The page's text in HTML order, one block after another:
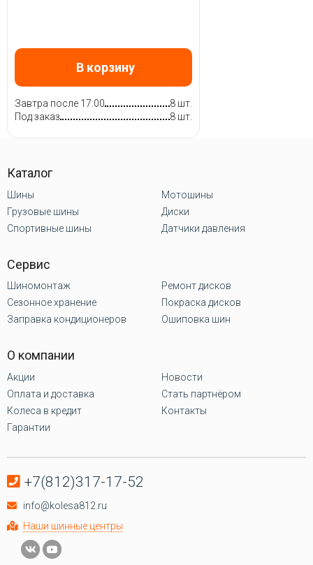
В корзину
Завтра после 17:00
8 шт.
Под заказ
8 шт.
Каталог
Шины
Грузовые шины
Спортивные шины
Мотошины
Диски
Датчики давления
Сервис
Шиномонтаж
Сезонное хранение
Заправка кондиционеров
Ремонт дисков
Покраска дисков
Ошиповка шин
О компании
Акции
Оплата и доставка
Колеса в кредит
Гарантии
Новости
Стать партнёром
Контакты
+7(812)317-17-52
info@kolesa812.ru
Наши шинные центры